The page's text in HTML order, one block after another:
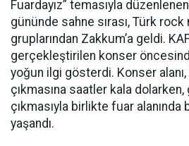
Fuardayız” temasıyla
gününde sahne sırası, Türk
gruplarından Zakkum’a geldi.
gerçekleştirilen konser
yoğun ilgi gösterdi. Konser alanı,
çıkmasına saatler kala
çıkmasıyla birlikte fuar
yaşandı.